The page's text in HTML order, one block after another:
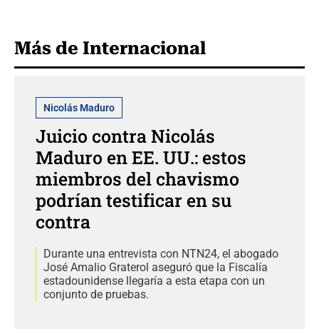
Más de Internacional
Nicolás Maduro
Juicio contra Nicolás
Maduro en EE. UU.: estos
miembros del chavismo
podrían testificar en su
contra
Durante una entrevista con NTN24, el abogado
José Amalio Graterol aseguró que la Fiscalía
estadounidense llegaría a esta etapa con un
conjunto de pruebas.